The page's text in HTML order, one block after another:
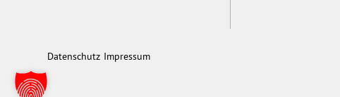
Datenschutz Impressum